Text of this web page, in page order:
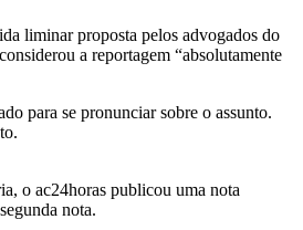
liminar proposta pelos advogados do
a reportagem “absolutamente
para se pronunciar sobre o assunto.
o ac24horas publicou uma nota
nota.